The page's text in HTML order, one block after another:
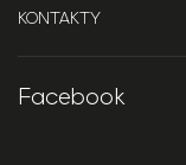
KONTAKTY
Facebook